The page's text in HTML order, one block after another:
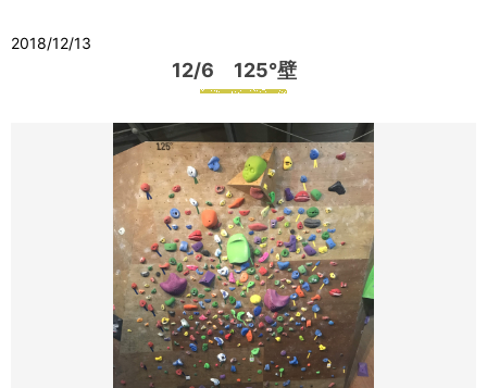
2018/12/13
12/6 125°壁